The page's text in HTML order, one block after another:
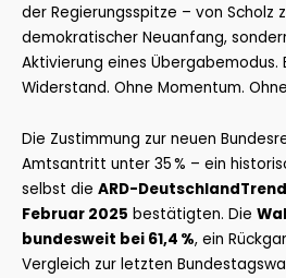
der Regierungsspitze – von Scholz
demokratischer Neuanfang,
Aktivierung eines Übergabemodus.
Widerstand. Ohne Momentum.
Die Zustimmung zur neuen
Amtsantritt unter 35 % – ein
selbst die ARD-
Februar 2025 bestätigten. Die
bundesweit bei 61,4 %, ein
Vergleich zur letzten